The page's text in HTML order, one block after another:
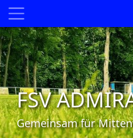
FSV
Gemeinsam für